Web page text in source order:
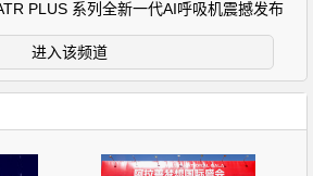
PLUS 系列全新一代AI呼吸机震撼发布
进入该频道